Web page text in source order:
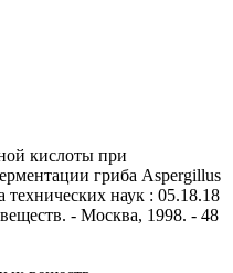
кислоты при
гриба Aspergillus
технических наук : 05.18.18
- Москва, 1998. - 48